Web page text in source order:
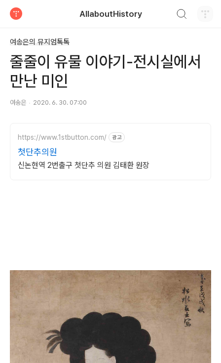
AllaboutHistory
여송은의 뮤지엄톡톡
줄줄이 유물 이야기-전시실에서
만난 미인
여송은 2020. 6. 30. 07:00
https://www.1stbutton.com/ 광고
첫단추의원
신논현역 2번출구 첫단추 의원 김태환 원장